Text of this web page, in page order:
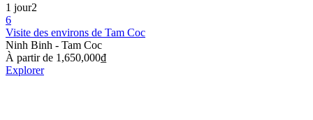
1 jour2
6
Visite des environs de Tam Coc
Ninh Binh - Tam Coc
À partir de 1,650,000₫
Explorer